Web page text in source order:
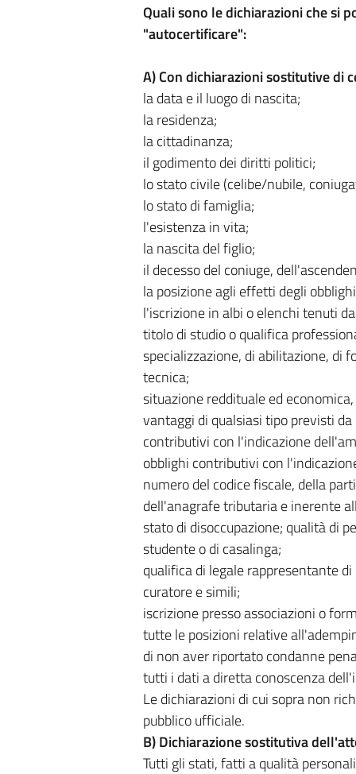
Quali sono le dichiarazioni che si
"autocertificare":
A) Con dichiarazioni sostitutive di
la data e il luogo di nascita;
la residenza;
la cittadinanza;
il godimento dei diritti politici;
lo stato civile (celibe/nubile,
lo stato di famiglia;
l'esistenza in vita;
la nascita del figlio;
il decesso del coniuge,
la posizione agli effetti degli
l'iscrizione in albi o elenchi tenuti
titolo di studio o qualifica
specializzazione, di abilitazione, di
tecnica;
situazione reddituale ed
vantaggi di qualsiasi tipo previsti
contributivi con l'indicazione
obblighi contributivi con
numero del codice fiscale, della
dell'anagrafe tributaria e inerente
stato di disoccupazione; qualità di
studente o di casalinga;
qualifica di legale rappresentante
curatore e simili;
iscrizione presso associazioni o
tutte le posizioni relative
di non aver riportato condanne
tutti i dati a diretta conoscenza
Le dichiarazioni di cui sopra non
pubblico ufficiale.
B) Dichiarazione sostitutiva
Tutti gli stati, fatti a qualità